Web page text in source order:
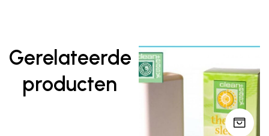
Gerelateerde
producten